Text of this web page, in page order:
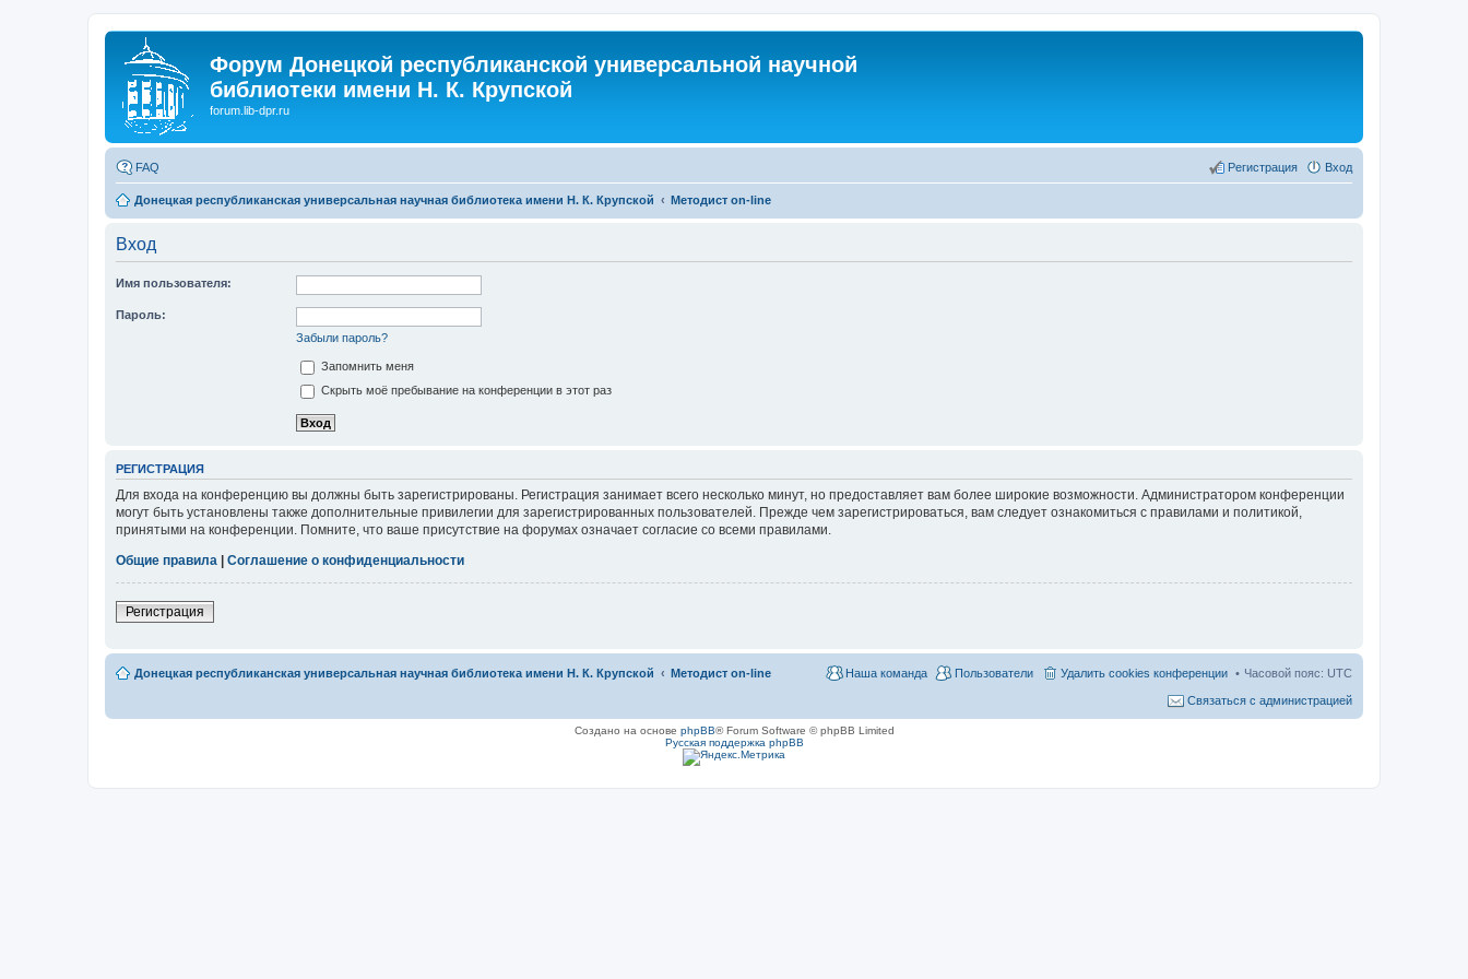
Форум Донецкой республиканской универсальной научной
библиотеки имени Н. К. Крупской
forum.lib-dpr.ru
FAQ Вход
Регистрация
Донецкая республиканская универсальная научная библиотека имени Н. К. Крупской Методист on-line
Вход
Имя пользователя:
Пароль:
Забыли пароль?
Запомнить меня
Скрыть моё пребывание на конференции в этот раз
РЕГИСТРАЦИЯ
Для входа на конференцию вы должны быть зарегистрированы. Регистрация занимает всего несколько минут, но предоставляет вам более широкие возможности. Администратором конференции
могут быть установлены также дополнительные привилегии для зарегистрированных пользователей. Прежде чем зарегистрироваться, вам следует ознакомиться с правилами и политикой,
принятыми на конференции. Помните, что ваше присутствие на форумах означает согласие со всеми правилами.
Общие правила | Соглашение о конфиденциальности
Регистрация
Донецкая республиканская универсальная научная библиотека имени Н. К. Крупской Методист on-line Часовой пояс: UTC
Удалить cookies конференции
Пользователи
Наша команда
Связаться с администрацией
Создано на основе phpBB® Forum Software © phpBB Limited
Русская поддержка phpBB